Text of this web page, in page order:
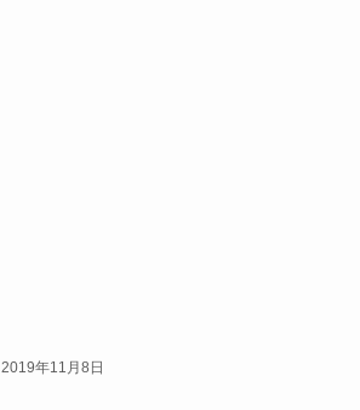
2019年11月8日